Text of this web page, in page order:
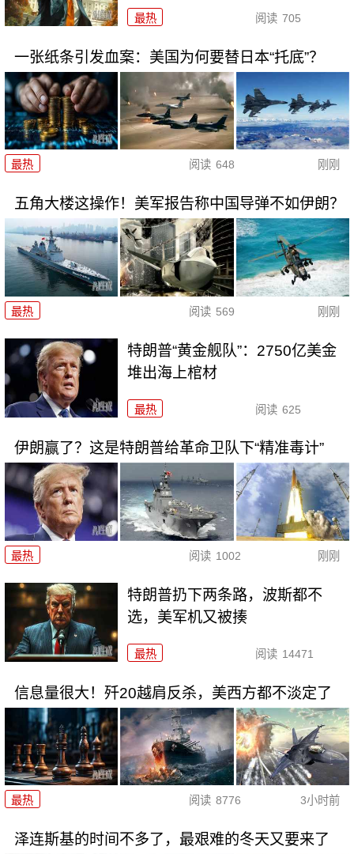
最热 阅读 705
一张纸条引发血案：美国为何要替日本“托底”？
最热 阅读 648 刚刚
五角大楼这操作！美军报告称中国导弹不如伊朗？
最热 阅读 569 刚刚
特朗普“黄金舰队”：2750亿美金
堆出海上棺材
最热 阅读 625
伊朗赢了？这是特朗普给革命卫队下“精准毒计”
最热 阅读 1002 刚刚
特朗普扔下两条路，波斯都不
选，美军机又被揍
最热 阅读 14471
信息量很大！歼20越肩反杀，美西方都不淡定了
最热 阅读 8776 3小时前
泽连斯基的时间不多了，最艰难的冬天又要来了